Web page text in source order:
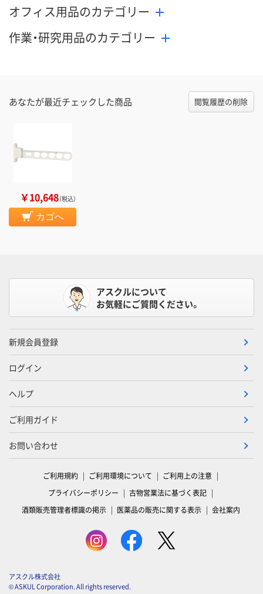
オフィス用品のカテゴリー
作業・研究用品のカテゴリー
あなたが最近チェックした商品 閲覧履歴の削除
￥10,648（税込）
カゴへ
アスクルについて
お気軽にご質問ください。
新規会員登録
ログイン
ヘルプ
ご利用ガイド
お問い合わせ
ご利用規約 ご利用環境について
ご利用上の注意
プライバシーポリシー
古物営業法に基づく表記
酒類販売管理者標識の掲示
医薬品の販売に関する表示 会社案内
アスクル株式会社
© ASKUL Corporation. All rights reserved.